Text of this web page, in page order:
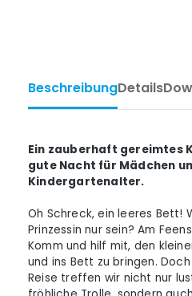
BeschreibungDetails
Ein zauberhaft gereimtes
gute Nacht für Mädchen
Kindergartenalter.
Oh Schreck, ein leeres Bett!
Prinzessin nur sein? Am
Komm und hilf mit, den
und ins Bett zu bringen.
Reise treffen wir nicht nur